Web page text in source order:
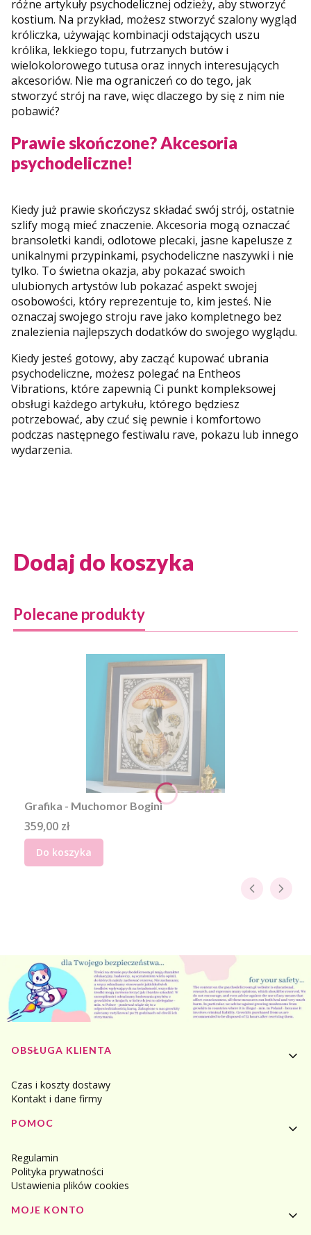
różne artykuły psychodelicznej odzieży, aby stworzyć
kostium. Na przykład, możesz stworzyć szalony wygląd
króliczka, używając kombinacji odstających uszu
królika, lekkiego topu, futrzanych butów i
wielokolorowego tutusa oraz innych interesujących
akcesoriów. Nie ma ograniczeń co do tego, jak
stworzyć strój na rave, więc dlaczego by się z nim nie
pobawić?
Prawie skończone? Akcesoria
psychodeliczne!
Kiedy już prawie skończysz składać swój strój, ostatnie
szlify mogą mieć znaczenie. Akcesoria mogą oznaczać
bransoletki kandi, odlotowe plecaki, jasne kapelusze z
unikalnymi przypinkami, psychodeliczne naszywki i nie
tylko. To świetna okazja, aby pokazać swoich
ulubionych artystów lub pokazać aspekt swojej
osobowości, który reprezentuje to, kim jesteś. Nie
oznaczaj swojego stroju rave jako kompletnego bez
znalezienia najlepszych dodatków do swojego wyglądu.
Kiedy jesteś gotowy, aby zacząć kupować ubrania
psychodeliczne, możesz polegać na Entheos
Vibrations, które zapewnią Ci punkt kompleksowej
obsługi każdego artykułu, którego będziesz
potrzebować, aby czuć się pewnie i komfortowo
podczas następnego festiwalu rave, pokazu lub innego
wydarzenia.
Dodaj do koszyka
Polecane produkty
Grafika - Muchomor Bogini
Cena
359,00 zł
Do koszyka
Linki w stopce
OBSŁUGA KLIENTA
Czas i koszty dostawy
Kontakt i dane firmy
POMOC
Regulamin
Polityka prywatności
Ustawienia plików cookies
MOJE KONTO